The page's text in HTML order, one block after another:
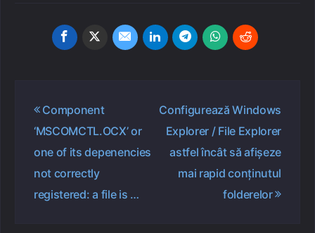
Navigare
articole
Component
‘MSCOMCTL.OCX’ or
one of its depenencies
not correctly
registered: a file is …
Configurează Windows
Explorer / File Explorer
astfel încât să afișeze
mai rapid conținutul
folderelor